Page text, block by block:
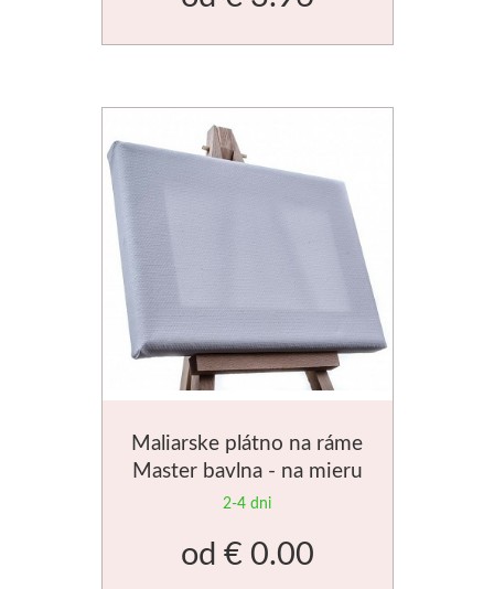
Maliarske plátno na ráme
Master bavlna - na mieru
2-4 dni
od € 0.00